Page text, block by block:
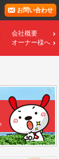
お問い合わせ
会社概要
オーナー様へ